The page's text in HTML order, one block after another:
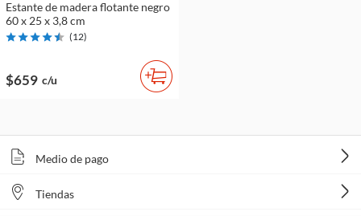
Estante de madera flotante negro
60 x 25 x 3,8 cm
(12)
$659 c/u
Medio de pago
Tiendas